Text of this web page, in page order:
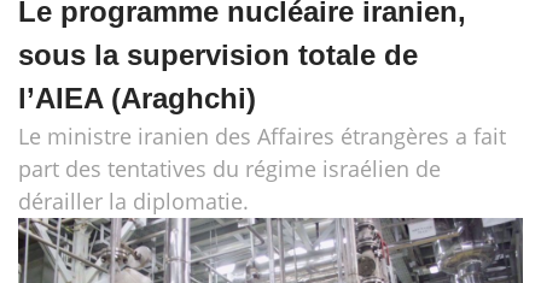
Le programme nucléaire iranien,
sous la supervision totale de
l’AIEA (Araghchi)
Le ministre iranien des Affaires étrangères a fait
part des tentatives du régime israélien de
dérailler la diplomatie.